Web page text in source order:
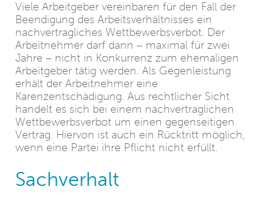
Viele Arbeitgeber vereinbaren für den Fall der
Beendigung des Arbeitsverhältnisses ein
nachvertragliches Wettbewerbsverbot. Der
Arbeitnehmer darf dann – maximal für zwei
Jahre – nicht in Konkurrenz zum ehemaligen
Arbeitgeber tätig werden. Als Gegenleistung
erhält der Arbeitnehmer eine
Karenzentschädigung. Aus rechtlicher Sicht
handelt es sich bei einem nachvertraglichen
Wettbewerbsverbot um einen gegenseitigen
Vertrag. Hiervon ist auch ein Rücktritt möglich,
wenn eine Partei ihre Pflicht nicht erfüllt.
Sachverhalt